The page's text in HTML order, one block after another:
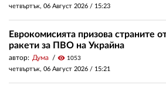
четвъртък, 06 Август 2026 / 15:23
Еврокомисията призова страните
ракети за ПВО на Украйна
автор: Дума visibility 1053
четвъртък, 06 Август 2026 / 15:21